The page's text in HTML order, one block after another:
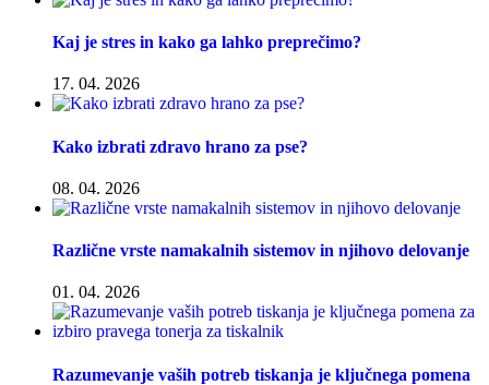
Kaj je stres in kako ga lahko preprečimo?
17. 04. 2026
Kako izbrati zdravo hrano za pse?
08. 04. 2026
Različne vrste namakalnih sistemov in njihovo delovanje
01. 04. 2026
Razumevanje vaših potreb tiskanja je ključnega pomena